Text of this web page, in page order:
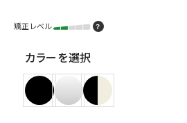
矯正レベル ？
カラーを選択